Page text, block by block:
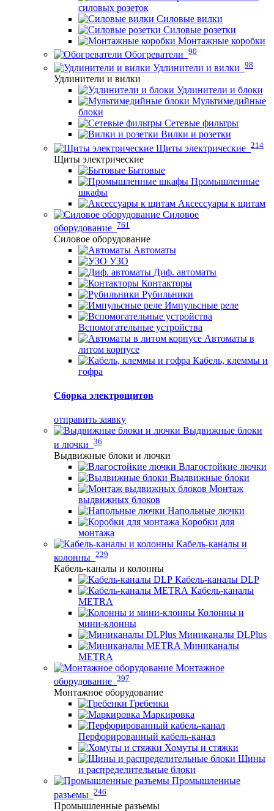
силовых розеток
Силовые вилки
Силовые розетки
Монтажные коробки
Обогреватели 90
Удлинители и вилки 98
Удлинители и вилки
Удлинители и блоки
Мультимедийные
блоки
Сетевые фильтры
Вилки и розетки
Щиты электрические 214
Щиты электрические
Бытовые
Промышленные
шкафы
Аксессуары к щитам
Силовое
оборудование 761
Силовое оборудование
Автоматы
УЗО
Диф. автоматы
Контакторы
Рубильники
Импульсные реле
Вспомогательные устройства
Автоматы в
литом корпусе
Кабель, клеммы и
гофра
Сборка электрощитов
отправить заявку
Выдвижные блоки
и лючки 36
Выдвижные блоки и лючки
Влагостойкие лючки
Выдвижные блоки
Монтаж
выдвижных блоков
Напольные лючки
Коробки для
монтажа
Кабель-каналы и
колонны 229
Кабель-каналы и колонны
Кабель-каналы DLP
Кабель-каналы
METRA
Колонны и
мини-клонны
Миниканалы DLPlus
Миниканалы
METRA
Монтажное
оборудование 397
Монтажное оборудование
Гребенки
Маркировка
Перфорированный кабель-канал
Хомуты и стяжки
Шины
и распределительные блоки
Промышленные
разъемы 246
Промышленные разъемы